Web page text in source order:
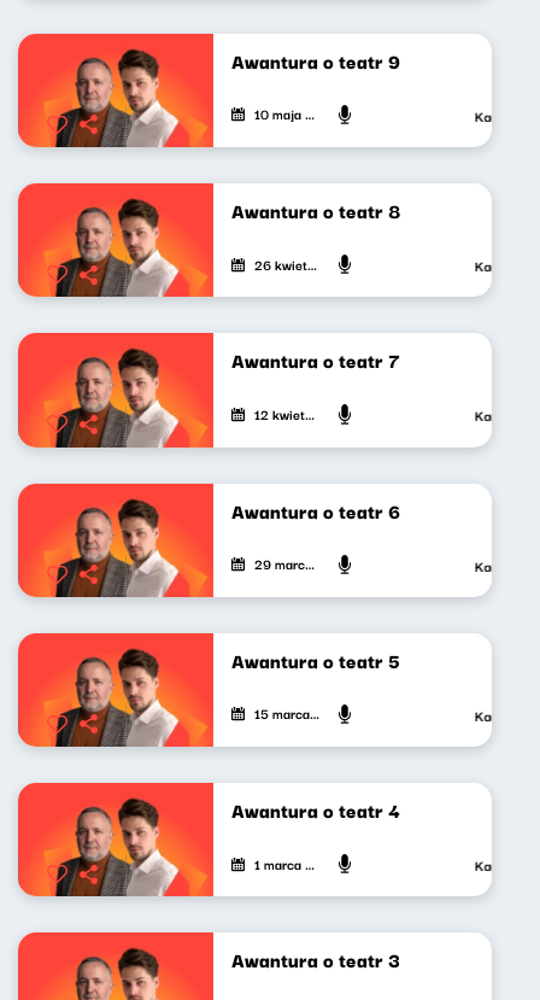
Awantura o teatr 9
10 maja 2024 Kacper
Awantura o teatr 8
26 kwietnia 2024 Kacper
Awantura o teatr 7
12 kwietnia 2024 Kacper
Awantura o teatr 6
29 marca 2024 Kacper
Awantura o teatr 5
15 marca 2024 Kacper
Awantura o teatr 4
1 marca 2024 Kacper
Awantura o teatr 3